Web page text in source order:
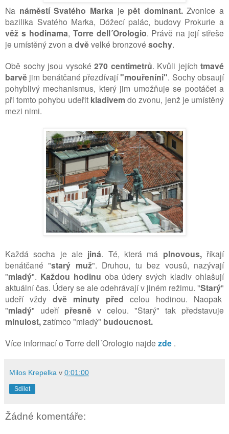
Na náměstí Svatého Marka je pět dominant.Zvonice a
bazilika Svatého Marka, Dóžecí palác, budovy Prokurie a
věž s hodinama, Torre dell´Orologio. Právě na její střeše
je umístěný zvon a dvěvelké bronzové sochy.
Obě sochy jsou vysoké 270 centimetrů. Kvůli jejích tmavé
barvě jim benátčané přezdívají"mouřeníni". Sochy obsaují
pohyblivý mechanismus, který jim umožňuje se pootáčet a
při tomto pohybu udeřit kladivem do zvonu, jenž je umístěný
mezi nimi.
Každá socha je ale jiná. Té, která má plnovous,říkají
benátčané"starý muž". Druhou, tu bez vousů, nazývají
"mladý". Každou hodinu oba údery svých kladiv ohlašují
aktuální čas. Údery se ale odehrávají v jiném režimu. "Starý"
udeří vždy dvě minuty před celou hodinou. Naopak
"mladý" udeří přesně v celou. "Starý" tak představuje
minulost,zatímco "mladý" budoucnost.
Více informací o Torre dell´Orologio najde zde .
Milos Krepelka v 0:01:00
Sdílet
Žádné komentáře: